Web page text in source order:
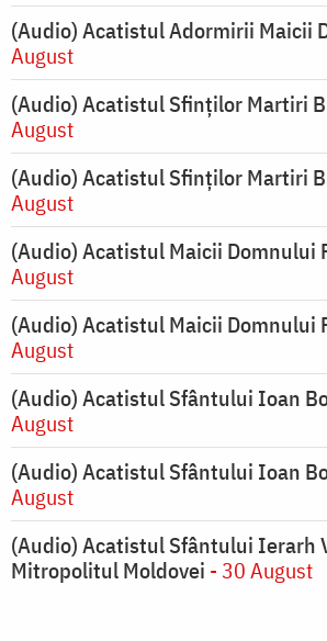
(Audio) Acatistul Adormirii Maicii
August
(Audio) Acatistul Sfinților Martiri
August
(Audio) Acatistul Sfinților Martiri
August
(Audio) Acatistul Maicii Domnului
August
(Audio) Acatistul Maicii Domnului
August
(Audio) Acatistul Sfântului Ioan
August
(Audio) Acatistul Sfântului Ioan
August
(Audio) Acatistul Sfântului Ierarh
Mitropolitul Moldovei - 30 August